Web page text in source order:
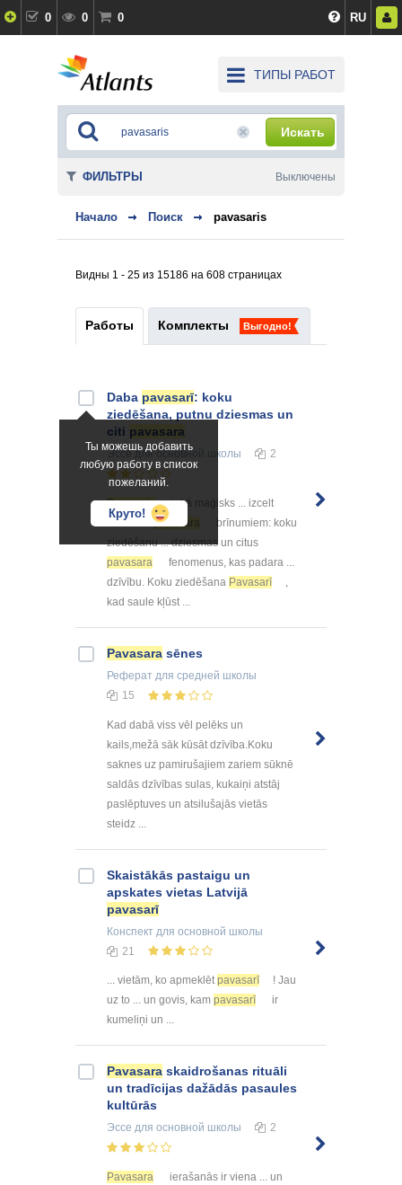
0 0 0 RU
ТИПЫ РАБОТ
Искать
Начало Поиск pavasaris
Видны 1 - 25 из 15186 на 608 страницах
Работы Комплекты Выгодно!
Ты можешь добавить
любую работу в список
пожеланий.
Круто!
Daba pavasarī: koku
ziedēšana, putnu dziesmas un
citi pavasara
Эсседля основной школы 2
Pavasaris
ir kā maģisks ... izcelt
dažus nopavasara
brīnumiem: koku
ziedēšanu ... dziesmas un citus
pavasara
fenomenus, kas padara ...
dzīvību. Koku ziedēšana Pavasarī
,
kad saule kļūst ...
Pavasara sēnes
Реферат для средней школы
15
Kad dabā viss vēl pelēks un
kails,mežā sāk kūsāt dzīvība.Koku
saknes uz pamirušajiem zariem sūknē
saldās dzīvības sulas, kukaiņi atstāj
paslēptuves un atsilušajās vietās
steidz ...
Skaistākās pastaigu un
apskates vietas Latvijā
pavasarī
Конспект для основной школы
21
... vietām, ko apmeklētpavasarī
! Jau
uz to ... un govis, kam pavasarī
ir
kumeliņi un ...
Pavasara skaidrošanas rituāli
un tradīcijas dažādās pasaules
kultūrās
Эссе для основной школы 2
Pavasara
ierašanās ir viena ... un
ФИЛЬТРЫ Выключены